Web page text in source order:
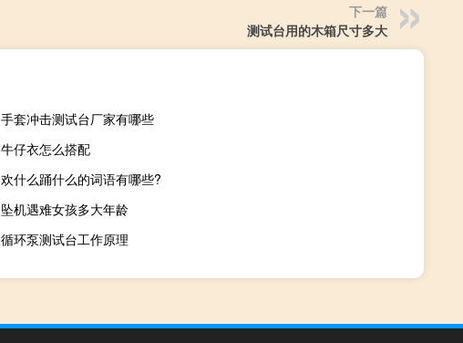
下一篇
测试台用的木箱尺寸多大
手套冲击测试台厂家有哪些
牛仔衣怎么搭配
欢什么踊什么的词语有哪些?
坠机遇难女孩多大年龄
循环泵测试台工作原理